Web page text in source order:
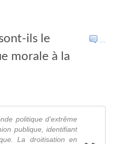
…
ils le
morale à la
politique d’extrême
publique, identifiant
La droitisation en